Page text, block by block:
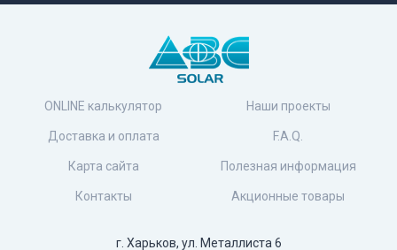
ONLINE калькулятор
Доставка и оплата
Карта сайта
Контакты
Наши проекты
F.A.Q.
Полезная информация
Акционные товары
г. Харьков, ул. Металлиста 6